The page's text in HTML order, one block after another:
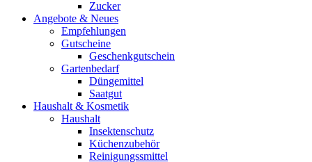
Zucker
Angebote & Neues
Empfehlungen
Gutscheine
Geschenkgutschein
Gartenbedarf
Düngemittel
Saatgut
Haushalt & Kosmetik
Haushalt
Insektenschutz
Küchenzubehör
Reinigungssmittel